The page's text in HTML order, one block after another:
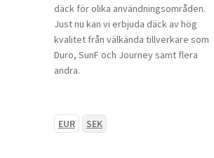
däck för olika användningsområden.
Just nu kan vi erbjuda däck av hög
kvalitet från välkända tillverkare som
Duro, SunF och Journey samt flera
andra.
EUR SEK